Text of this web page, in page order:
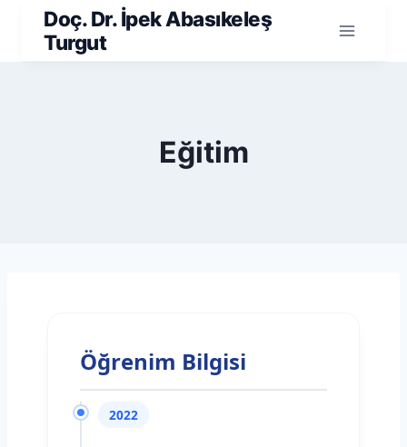
content
Doç. Dr. İpek Abasıkeleş
Turgut
Eğitim
Öğrenim Bilgisi
2022